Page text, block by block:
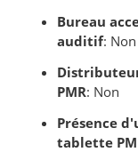
Bureau
auditif: Non
PMR: Non
Présence
tablette